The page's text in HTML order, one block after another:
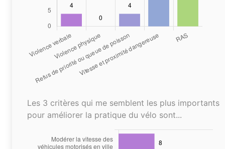
Les 3 critères qui me semblent les plus importants
pour améliorer la pratique du vélo sont...